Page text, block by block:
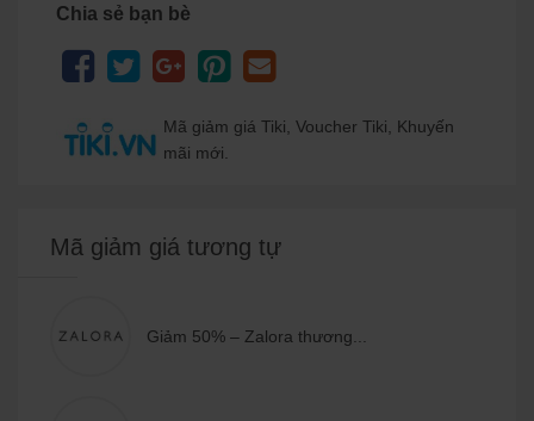
Chia sẻ bạn bè
Mã giảm giá Tiki, Voucher Tiki, Khuyến
mãi mới.
Mã giảm giá tương tự
Giảm 50% – Zalora thương...